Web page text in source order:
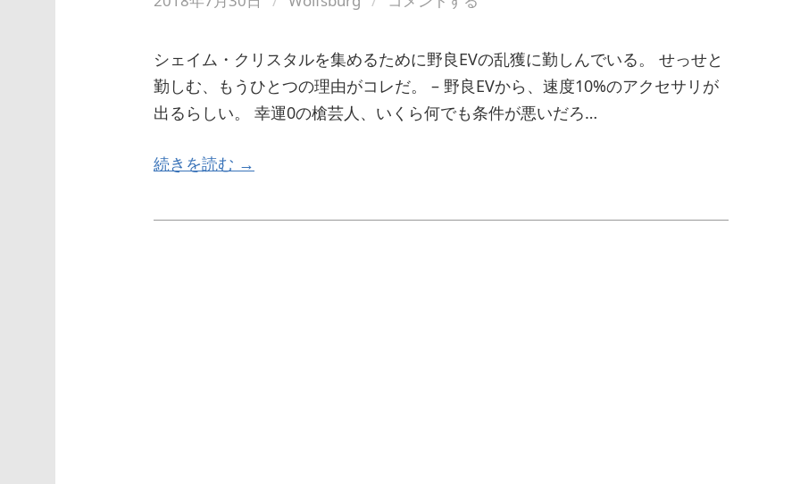
シェイム・クリスタルを集めるために野良EVの乱獲に勤しんでいる。 せっせと
勤しむ、もうひとつの理由がコレだ。 – 野良EVから、速度10%のアクセサリが
出るらしい。 幸運0の槍芸人、いくら何でも条件が悪いだろ…
続きを読む →